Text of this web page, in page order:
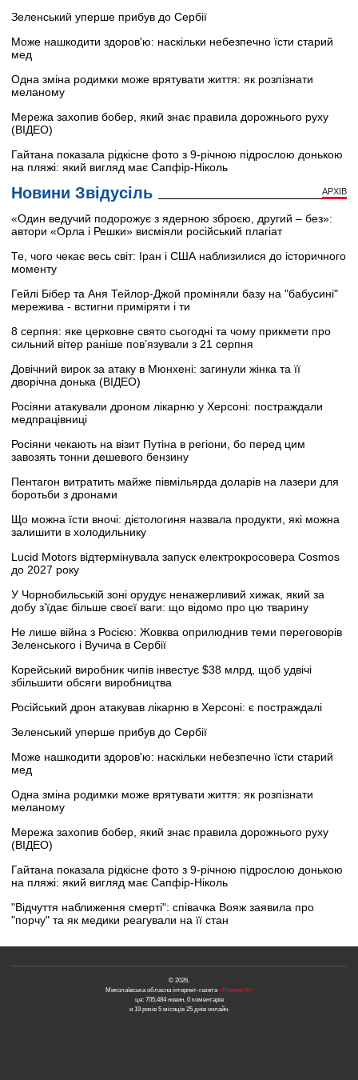
Зеленський уперше прибув до Сербії
Може нашкодити здоров'ю: наскільки небезпечно їсти старий
мед
Одна зміна родимки може врятувати життя: як розпізнати
меланому
Мережа захопив бобер, який знає правила дорожнього руху
(ВІДЕО)
Гайтана показала рідкісне фото з 9-річною підрослою донькою
на пляжі: який вигляд має Сапфір-Ніколь
Новини Звідусіль АРХІВ
«Один ведучий подорожує з ядерною зброєю, другий – без»:
автори «Орла і Решки» висміяли російський плагіат
Те, чого чекає весь світ: Іран і США наблизилися до історичного
моменту
Гейлі Бібер та Аня Тейлор-Джой проміняли базу на "бабусині"
мережива - встигни приміряти і ти
8 серпня: яке церковне свято сьогодні та чому прикмети про
сильний вітер раніше пов’язували з 21 серпня
Довічний вирок за атаку в Мюнхені: загинули жінка та її
дворічна донька (ВІДЕО)
Росіяни атакували дроном лікарню у Херсоні: постраждали
медпрацівниці
Росіяни чекають на візит Путіна в регіони, бо перед цим
завозять тонни дешевого бензину
Пентагон витратить майже півмільярда доларів на лазери для
боротьби з дронами
Що можна їсти вночі: дієтологиня назвала продукти, які можна
залишити в холодильнику
Lucid Motors відтермінувала запуск електрокросовера Cosmos
до 2027 року
У Чорнобильській зоні орудує ненажерливий хижак, який за
добу з’їдає більше своєї ваги: що відомо про цю тварину
Не лише війна з Росією: Жовква оприлюднив теми переговорів
Зеленського і Вучича в Сербії
Корейський виробник чипів інвестує $38 млрд, щоб удвічі
збільшити обсяги виробництва
Російський дрон атакував лікарню в Херсоні: є постраждалі
Зеленський уперше прибув до Сербії
Може нашкодити здоров'ю: наскільки небезпечно їсти старий
мед
Одна зміна родимки може врятувати життя: як розпізнати
меланому
Мережа захопив бобер, який знає правила дорожнього руху
(ВІДЕО)
Гайтана показала рідкісне фото з 9-річною підрослою донькою
на пляжі: який вигляд має Сапфір-Ніколь
"Відчуття наближення смерті": співачка Вояж заявила про
"порчу" та як медики реагували на її стан
© 2026.
Миколаївська обласна інтернет-газета«Новини N»
це: 705,484 новин, 0 коментарів
и 19 років 5 місяців 25 днів онлайн.